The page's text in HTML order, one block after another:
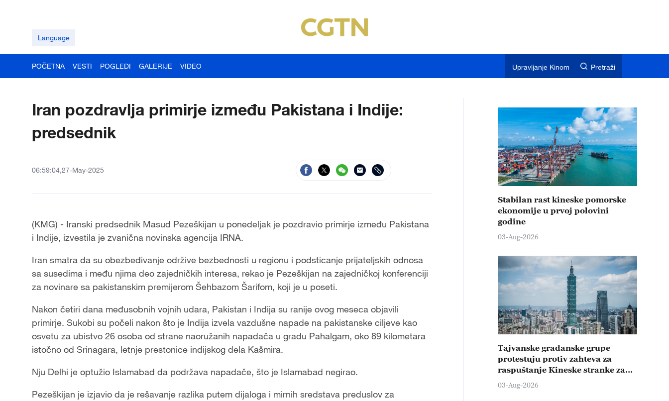
Language
POČETNA VESTI POGLEDI GALERIJE VIDEO Upravljanje Kinom Pretraži
Iran pozdravlja primirje između Pakistana i Indije:
predsednik
06:59:04,27-May-2025
(KMG) - Iranski predsednik Masud Pezeškijan u ponedeljak je pozdravio primirje između Pakistana
i Indije, izvestila je zvanična novinska agencija IRNA.
Iran smatra da su obezbeđivanje održive bezbednosti u regionu i podsticanje prijateljskih odnosa
sa susedima i među njima deo zajedničkih interesa, rekao je Pezeškijan na zajedničkoj konferenciji
za novinare sa pakistanskim premijerom Šehbazom Šarifom, koji je u poseti.
Nakon četiri dana međusobnih vojnih udara, Pakistan i Indija su ranije ovog meseca objavili
primirje. Sukobi su počeli nakon što je Indija izvela vazdušne napade na pakistanske ciljeve kao
osvetu za ubistvo 26 osoba od strane naoružanih napadača u gradu Pahalgam, oko 89 kilometara
istočno od Srinagara, letnje prestonice indijskog dela Kašmira.
Nju Delhi je optužio Islamabad da podržava napadače, što je Islamabad negirao.
Pezeškijan je izjavio da je rešavanje razlika putem dijaloga i mirnih sredstava preduslov za
Stabilan rast kineske pomorske
ekonomije u prvoj polovini
godine
03-Aug-2026
Tajvanske građanske grupe
protestuju protiv zahteva za
raspuštanje Kineske stranke za
promociju ujedinjenja
03-Aug-2026